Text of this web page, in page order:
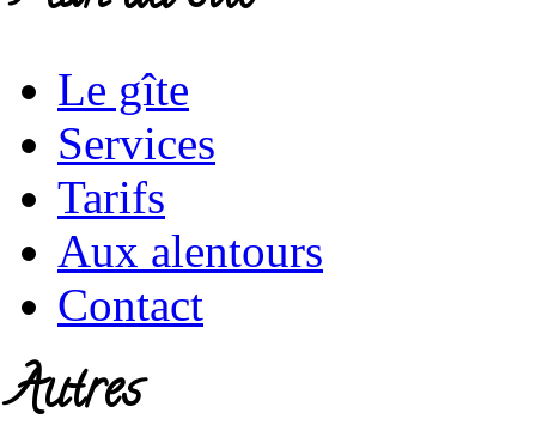
Le gîte
Services
Tarifs
Aux alentours
Contact
Autres